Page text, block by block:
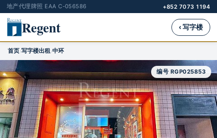
地产代理牌照 EAA C-056586 +852 7073 1194
Regent ‹ 写字楼
首页›写字楼出租›中环
编号 RGP025853